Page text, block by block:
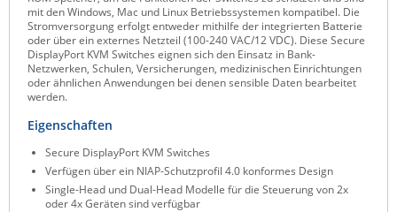
Teltonika
Unwired Networks
Vision
WATTECO
Westermo
Yuasa
ZPE Systems
mit den Windows, Mac und Linux Betriebssystemen kompatibel. Die
Stromversorgung erfolgt entweder mithilfe der integrierten Batterie
oder über ein externes Netzteil (100-240 VAC/12 VDC). Diese Secure
DisplayPort KVM Switches eignen sich den Einsatz in Bank-
Netzwerken, Schulen, Versicherungen, medizinischen Einrichtungen
oder ähnlichen Anwendungen bei denen sensible Daten bearbeitet
werden.
Eigenschaften
Secure DisplayPort KVM Switches
Verfügen über ein NIAP-Schutzprofil 4.0 konformes Design
Single-Head und Dual-Head Modelle für die Steuerung von 2x
oder 4x Geräten sind verfügbar